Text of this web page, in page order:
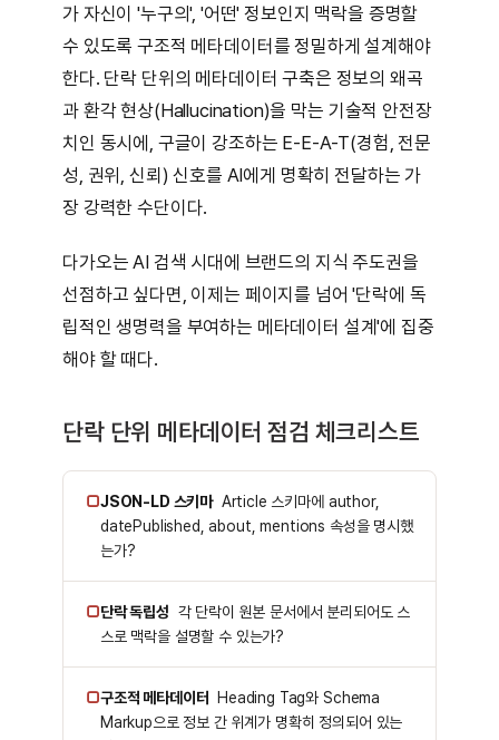
가 자신이 '누구의', '어떤' 정보인지 맥락을 증명할
수 있도록 구조적 메타데이터를 정밀하게 설계해야
한다. 단락 단위의 메타데이터 구축은 정보의 왜곡
과 환각 현상(Hallucination)을 막는 기술적 안전장
치인 동시에, 구글이 강조하는 E-E-A-T(경험, 전문
성, 권위, 신뢰) 신호를 AI에게 명확히 전달하는 가
장 강력한 수단이다.
다가오는 AI 검색 시대에 브랜드의 지식 주도권을
선점하고 싶다면, 이제는 페이지를 넘어 '단락에 독
립적인 생명력을 부여하는 메타데이터 설계'에 집중
해야 할 때다.
단락 단위 메타데이터 점검 체크리스트
▢JSON-LD 스키마Article 스키마에 author,
datePublished, about, mentions 속성을 명시했
는가?
▢단락 독립성 각 단락이 원본 문서에서 분리되어도 스
스로 맥락을 설명할 수 있는가?
▢구조적 메타데이터 Heading Tag와 Schema
Markup으로 정보 간 위계가 명확히 정의되어 있는